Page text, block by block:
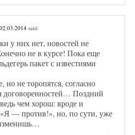
said:
у них нет, новостей не
не в курсе! Пока еще
пакет с известиями
но не торопятся, согласно
Поздний
чем хорош: вроде и
«Я — против!», но, по сути, уже